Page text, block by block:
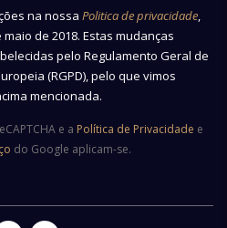
na nossa Politica de privacidade,
de 2018. Estas mudanças
pelo Regulamento Geral de
(RGPD), pelo que vimos
mencionada.
e a Política de Privacidade e
do Google aplicam-se.